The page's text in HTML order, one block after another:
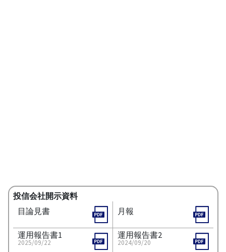
投信会社開示資料
目論見書
月報
運用報告書1
2025/09/22
運用報告書2
2024/09/20